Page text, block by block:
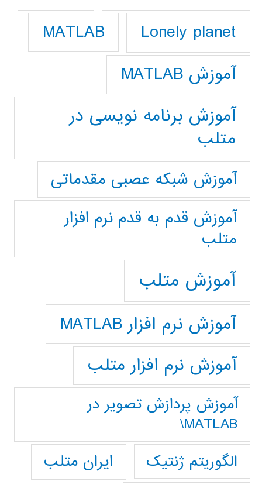
Lonely planet
MATLAB
آموزش MATLAB
آموزش برنامه نویسی در
متلب
آموزش شبکه عصبی مقدماتی
آموزش قدم به قدم نرم افزار
متلب
آموزش متلب
آموزش نرم افزار MATLAB
آموزش نرم افزار متلب
آموزش پردازش تصوير در
MATLAB\
الگوریتم ژنتیک
ایران متلب